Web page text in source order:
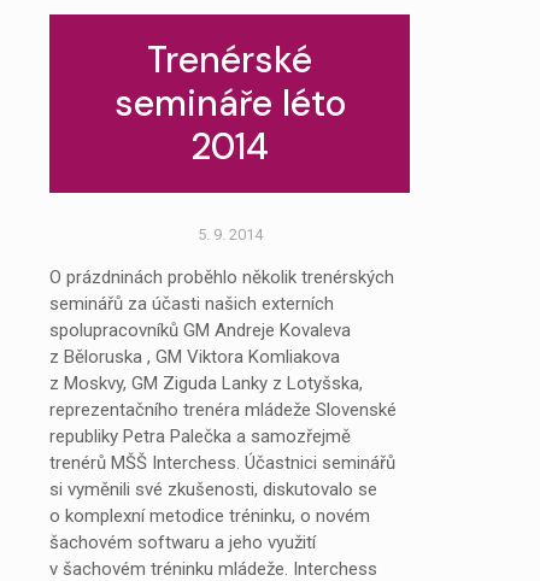
Trenérské
semináře léto
2014
5. 9. 2014
O prázdninách proběhlo několik trenérských
seminářů za účasti našich externích
spolupracovníků GM Andreje Kovaleva
z Běloruska , GM Viktora Komliakova
z Moskvy, GM Ziguda Lanky z Lotyšska,
reprezentačního trenéra mládeže Slovenské
republiky Petra Palečka a samozřejmě
trenérů MŠŠ Interchess. Účastnici seminářů
si vyměnili své zkušenosti, diskutovalo se
o komplexní metodice tréninku, o novém
šachovém softwaru a jeho využití
v šachovém tréninku mládeže. Interchess